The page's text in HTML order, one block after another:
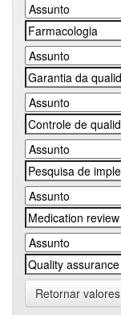
Retornar valores